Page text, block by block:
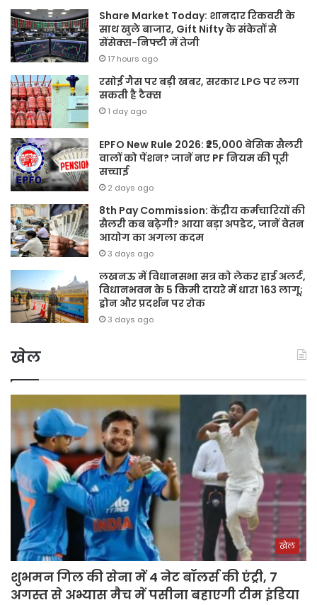
Share Market Today: शानदार रिकवरी के
साथ खुले बाजार, Gift Nifty के संकेतों से
सेंसेक्स-निफ्टी में तेजी
17 hours ago
रसोई गैस पर बड़ी खबर, सरकार LPG पर लगा
सकती है टैक्स
1 day ago
EPFO New Rule 2026: ₹25,000 बेसिक सैलरी
वालों को पेंशन? जानें नए PF नियम की पूरी
सच्चाई
2 days ago
8th Pay Commission: केंद्रीय कर्मचारियों की
सैलरी कब बढ़ेगी? आया बड़ा अपडेट, जानें वेतन
आयोग का अगला कदम
3 days ago
लखनऊ में विधानसभा सत्र को लेकर हाई अलर्ट,
विधानभवन के 5 किमी दायरे में धारा 163 लागू;
ड्रोन और प्रदर्शन पर रोक
3 days ago
खेल
खेल
शुभमन गिल की सेना में 4 नेट बॉलर्स की एंट्री, 7
अगस्त से अभ्यास मैच में पसीना बहाएगी टीम इंडिया